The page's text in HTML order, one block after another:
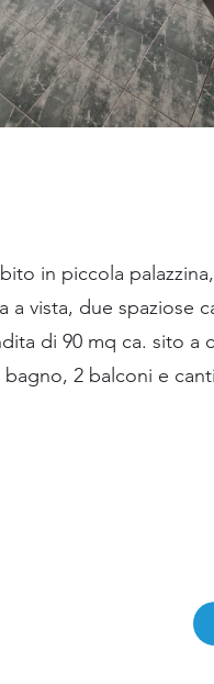
in piccola
a vista, due spaziose
di 90 mq ca. sito
2 balconi e